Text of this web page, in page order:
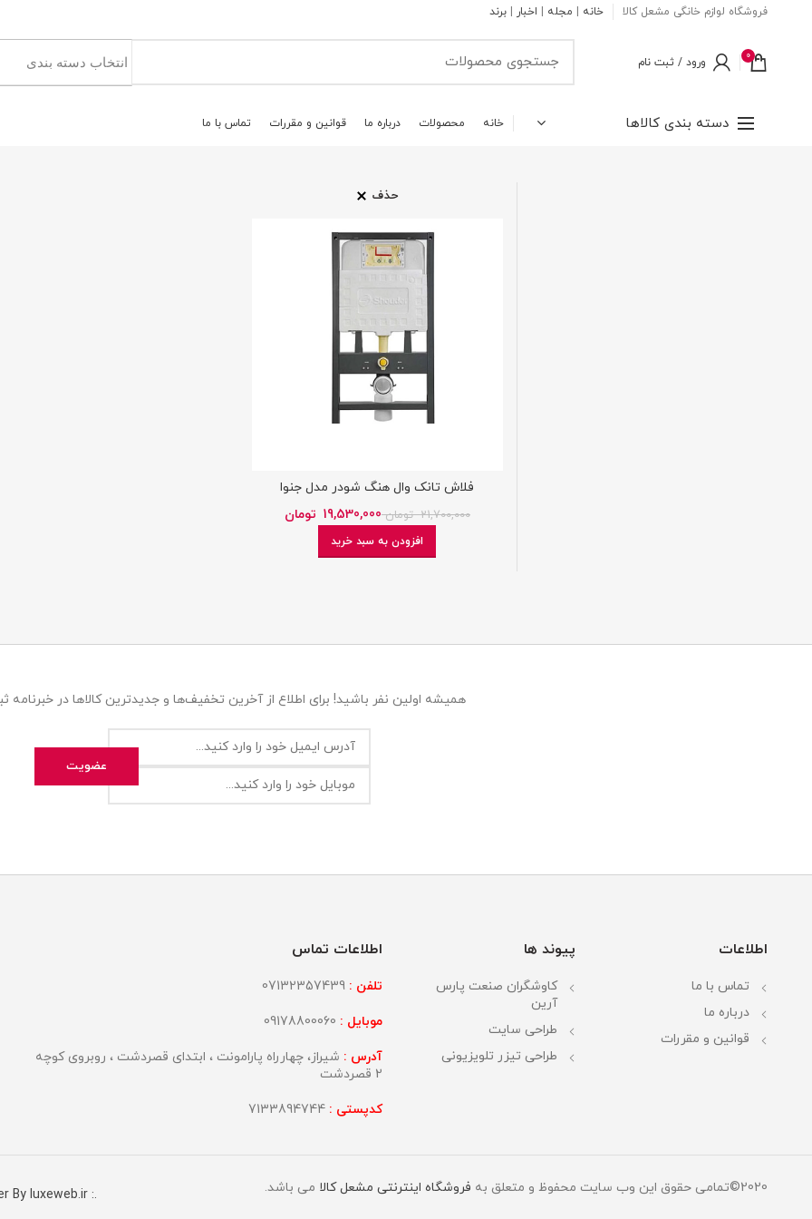
فروشگاه لوازم خانگی مشعل کالا خانه مجله اخبار برند
0 ورود / ثبت نام
دسته بندی کالاها خانه محصولات درباره ما قوانين و مقررات تماس با ما
حذف
فلاش تانک وال هنگ شودر مدل جنوا
21,700,000 تومان19,530,000 تومان
افزودن به سبد خرید
همیشه اولین نفر باشید! برای اطلاع از آخرین تخفیف‌ها و جدیدترین کالاها در خبرنامه
اطلاعات
تماس با ما
درباره ما
قوانین و مقررات
پیوند ها
کاوشگران صنعت پارس
آرین
طراحی سایت
طراحی تیزر تلویزیونی
اطلاعات تماس
تلفن :
موبایل :
آدرس : شیراز، چهارراه پارامونت ، ابتدای قصردشت ، روبروی کوچه
2 قصردشت
کدپستی : 7133894744
2020©تمامی حقوق این وب سایت محفوظ و متعلق به فروشگاه اینترنتی مشعل کالا می باشد.
.: Power By shiraz-site.ir :.
By luxeweb.ir :.